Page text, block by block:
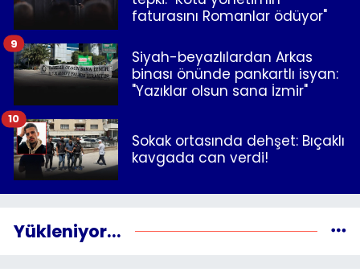
faturasını Romanlar ödüyor"
Siyah-beyazlılardan Arkas
binası önünde pankartlı isyan:
"Yazıklar olsun sana İzmir"
9
Sokak ortasında dehşet: Bıçaklı
kavgada can verdi!
10
Yükleniyor...